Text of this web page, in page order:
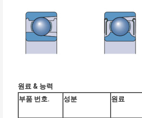
원료 & 능력
부품 번호.
성분 원료